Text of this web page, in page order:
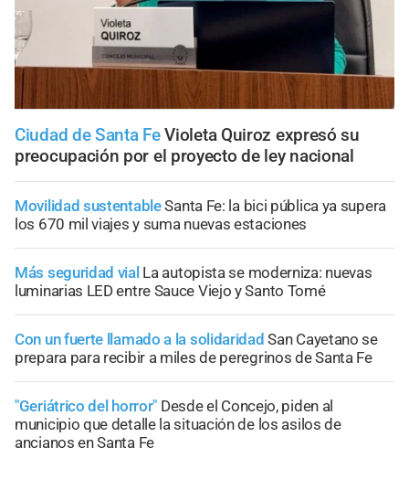
Ciudad de Santa Fe Violeta Quiroz expresó su
preocupación por el proyecto de ley nacional
Movilidad sustentableSanta Fe: la bici pública ya supera
los 670 mil viajes y suma nuevas estaciones
Más seguridad vial La autopista se moderniza: nuevas
luminarias LED entre Sauce Viejo y Santo Tomé
Con un fuerte llamado a la solidaridad San Cayetano se
prepara para recibir a miles de peregrinos de Santa Fe
"Geriátrico del horror" Desde el Concejo, piden al
municipio que detalle la situación de los asilos de
ancianos en Santa Fe